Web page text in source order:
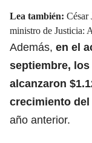
Lea también: César
ministro de Justicia:
Además, en el
septiembre,
alcanzaron
crecimiento del
año anterior.